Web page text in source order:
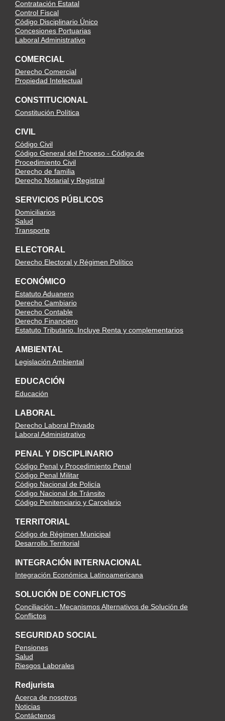
Contratación Estatal
Control Fiscal
Código Disciplinario Único
Concesiones Portuarias
Laboral Administrativo
COMERCIAL
Derecho Comercial
Propiedad Intelectual
CONSTITUCIONAL
Constitución Política
CIVIL
Código Civil
Código General del Proceso - Código de
Procedimiento Civil
Derecho de familia
Derecho Notarial y Registral
SERVICIOS PÚBLICOS
Domiciliarios
Salud
Transporte
ELECTORAL
Derecho Electoral y Régimen Político
ECONÓMICO
Estatuto Aduanero
Derecho Cambiario
Derecho Contable
Derecho Financiero
Estatuto Tributario. Incluye Renta y complementarios
AMBIENTAL
Legislación Ambiental
EDUCACIÓN
Educación
LABORAL
Derecho Laboral Privado
Laboral Administrativo
PENAL Y DISCIPLINARIO
Código Penal y Procedimiento Penal
Código Penal Militar
Código Nacional de Policía
Código Nacional de Tránsito
Código Penitenciario y Carcelario
TERRITORIAL
Código de Régimen Municipal
Desarrollo Territorial
INTEGRACIÓN INTERNACIONAL
Integración Económica Latinoamericana
SOLUCIÓN DE CONFLICTOS
Conciliación - Mecanismos Alternativos de Solución de
Conflictos
SEGURIDAD SOCIAL
Pensiones
Salud
Riesgos Laborales
Redjurista
Acerca de nosotros
Noticias
Contáctenos